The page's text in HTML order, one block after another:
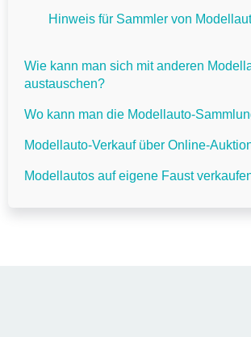
Hinweis für Sammler von
Wie kann man sich mit anderen
austauschen?
Wo kann man die Modellauto-
Modellauto-Verkauf über Online-
Modellautos auf eigene Faust